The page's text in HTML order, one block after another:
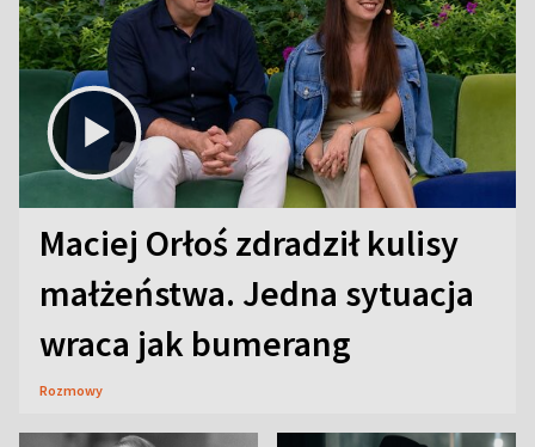
Maciej Orłoś zdradził kulisy
małżeństwa. Jedna sytuacja
wraca jak bumerang
Rozmowy